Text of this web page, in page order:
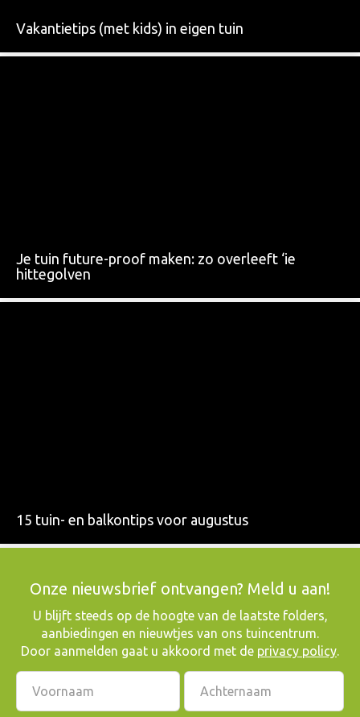
Vakantietips (met kids) in eigen tuin
Je tuin future-proof maken: zo overleeft ‘ie
hittegolven
15 tuin- en balkontips voor augustus
Onze nieuwsbrief ontvangen? Meld u aan!
​U blijft steeds op de hoogte van de laatste folders,
aanbiedingen en nieuwtjes van ons tuincentrum.
Door aanmelden gaat u akkoord met de privacy policy.